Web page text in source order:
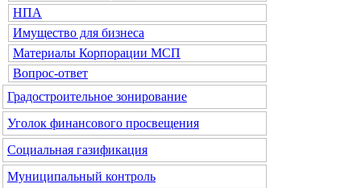
НПА
Имущество для бизнеса
Материалы Корпорации МСП
Вопрос-ответ
Градостроительное зонирование
Уголок финансового просвещения
Социальная газификация
Муниципальный контроль